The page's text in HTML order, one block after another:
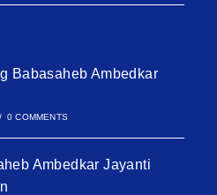
Babasaheb Ambedkar
/ 0 COMMENTS
Ambedkar Jayanti